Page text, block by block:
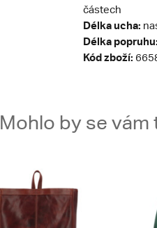
částech
Délka ucha:
Délka popruhu:
Kód zboží:
Mohlo by se vám